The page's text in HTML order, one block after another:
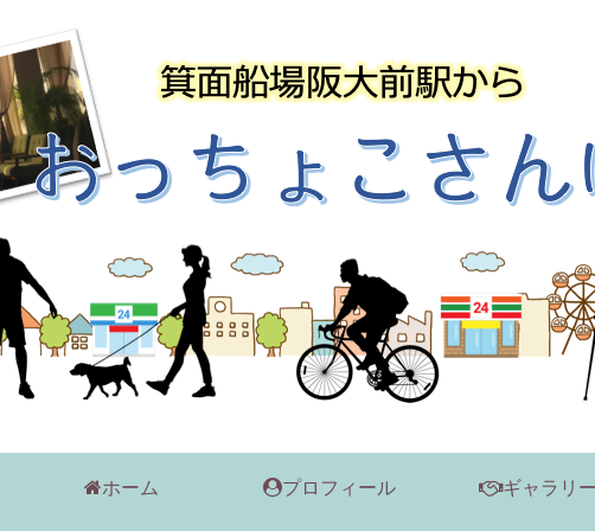
ホーム プロフィール ギャラリ